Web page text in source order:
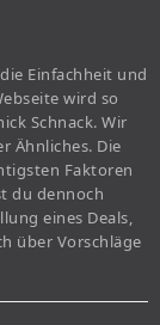
Einfachheit und
wird so
Schnack. Wir
Ähnliches. Die
Faktoren
du dennoch
eines Deals,
über Vorschläge